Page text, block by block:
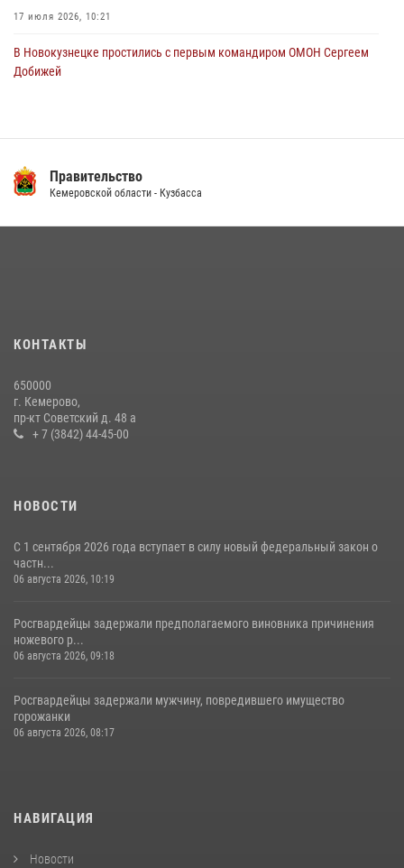
17 июля 2026, 10:21
В Новокузнецке простились с первым командиром ОМОН Сергеем
Добижей
14 июля 2026, 08:52 1
20 июля 2026, 08:52
гипермаркета товары на 13 тысяч рублей (ВИДЕО)
16 июля 2026, 06:43
Правительство
Кемеровской области - Кузбасса
КОНТАКТЫ
650000
г. Кемерово,
пр-кт Советский д. 48 а
+ 7 (3842) 44-45-00
НОВОСТИ
С 1 сентября 2026 года вступает в силу новый федеральный закон о
частн...
06 августа 2026, 10:19
Росгвардейцы задержали предполагаемого виновника причинения
ножевого р...
06 августа 2026, 09:18
Росгвардейцы задержали мужчину, повредившего имущество
горожанки
06 августа 2026, 08:17
НАВИГАЦИЯ
Новости